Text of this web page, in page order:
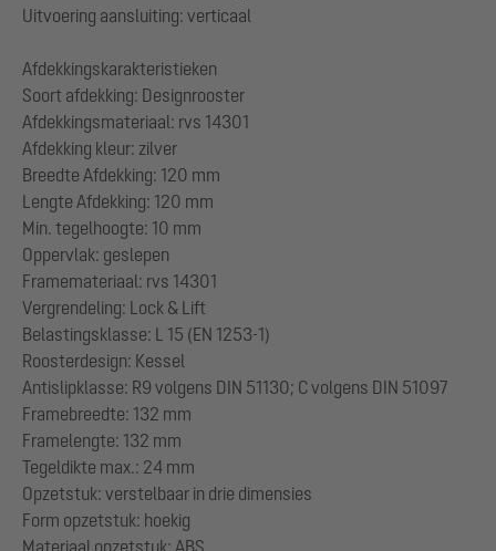
Uitvoering aansluiting: verticaal
Afdekkingskarakteristieken
Soort afdekking: Designrooster
Afdekkingsmateriaal: rvs 14301
Afdekking kleur: zilver
Breedte Afdekking: 120 mm
Lengte Afdekking: 120 mm
Min. tegelhoogte: 10 mm
Oppervlak: geslepen
Framemateriaal: rvs 14301
Vergrendeling: Lock & Lift
Belastingsklasse: L 15 (EN 1253-1)
Roosterdesign: Kessel
Antislipklasse: R9 volgens DIN 51130; C volgens DIN 51097
Framebreedte: 132 mm
Framelengte: 132 mm
Tegeldikte max.: 24 mm
Opzetstuk: verstelbaar in drie dimensies
Form opzetstuk: hoekig